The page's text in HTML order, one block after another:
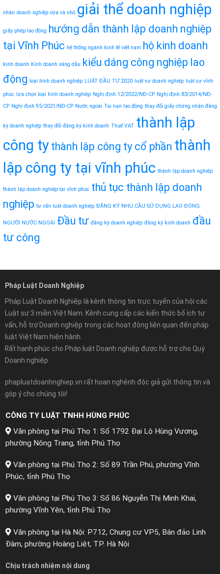
nhân doanh nghiệp vừa và nhỏ giải thể doanh nghiệp
giấy phép lao động hướng dẫn thành lập doanh nghiệp
tại Vĩnh Phúc hệ thống ngành kinh tế việt nam hộ kinh doanh
kinh doanh Kinh doanh xăng dầu kiểu dáng công nghiệp lao
động loại hình doanh nghiệp LUẬT ĐẦU TƯ 2020 luật sư doanh nghiệp luật sư vĩnh
phúc lựa chọn loại hình doanh nghiệp Nghị định 12/2022/NĐ-CP Nghị định 83/2014/NĐ-
CP Nghị định 95/2021/NĐ-CP Nước ngoài Tai nạn lao động thay đổi giấy chứng nhận đăng
ký doanh nghiệp thay đổi đăng ký kinh doanh Thuế VAT thành lập
công ty thành lập công ty cổ phần thành
lập công ty tại vĩnh phúc thành lập doanh nghiệp
thành lập doanh nghiệp tại vĩnh phúc thủ tục thành lập doanh
nghiệp tư vấn luật doanh nghiệp ĐĂNG KÝ NHU CẦU SỬ DỤNG LAO ĐỘNG
NGƯỜI NƯỚC NGOÀI Đầu tư đăng ký doanh nghiệp đăng ký kinh doanh đầu
tư công
Pháp Luật Doanh Nghiệp
Pháp Luật Doanh Nghiệp là kênh thông tin trực tuyến của hội các
Luật sư 3 miền Việt Nam. Kênh cung cấp các kiến thức bổ ích tư
vấn, hỗ trợ Doanh nghiệp trong các hoạt động liên quan đến pháp
luật Việt Nam hiện hành.
Rất hạnh phúc cho Pháp luật Doanh nghiệp được hỗ trợ cho Quý
Doanh nghiệp.
phapluatdoanhnghiep.vn rất hoan nghênh độc giả gửi thông tin và
góp ý cho chúng tôi!
CÔNG TY LUẬT TNHH HÙNG PHÚC
Văn phòng tại Phú Thọ 1: Số 1792 Đại Lộ Hùng Vương,
phường Nông Trang, tỉnh Phú Thọ
Văn phòng tại Phú Thọ 2: Số 89 Trần Phú, phường Vĩnh
Phúc, tỉnh Phú Thọ
Văn phòng tại Phú Thọ 3: Số 86 Nguyễn Thị Minh Khai,
phường Vĩnh Yên, tỉnh Phú Thọ
Văn phòng tại Hà Nội: P712, Chung cư VP5, Bán đảo Linh
Đàm, phường Hoàng Liệt, TP. Hà Nội
Chịu trách nhiệm nội dung